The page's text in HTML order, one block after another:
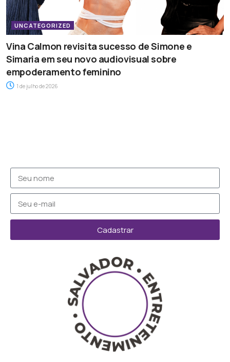
UNCATEGORIZED
Vina Calmon revisita sucesso de Simone e
Simaria em seu novo audiovisual sobre
empoderamento feminino
1 de julho de 2026
Cadastrar